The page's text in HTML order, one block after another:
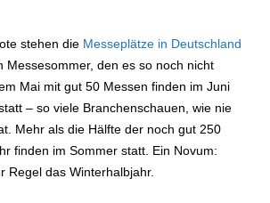
stehen die Messeplätze in Deutschland
Messesommer, den es so noch nicht
Mai mit gut 50 Messen finden im Juni
– so viele Branchenschauen, wie nie
Mehr als die Hälfte der noch gut 250
finden im Sommer statt. Ein Novum:
Regel das Winterhalbjahr.